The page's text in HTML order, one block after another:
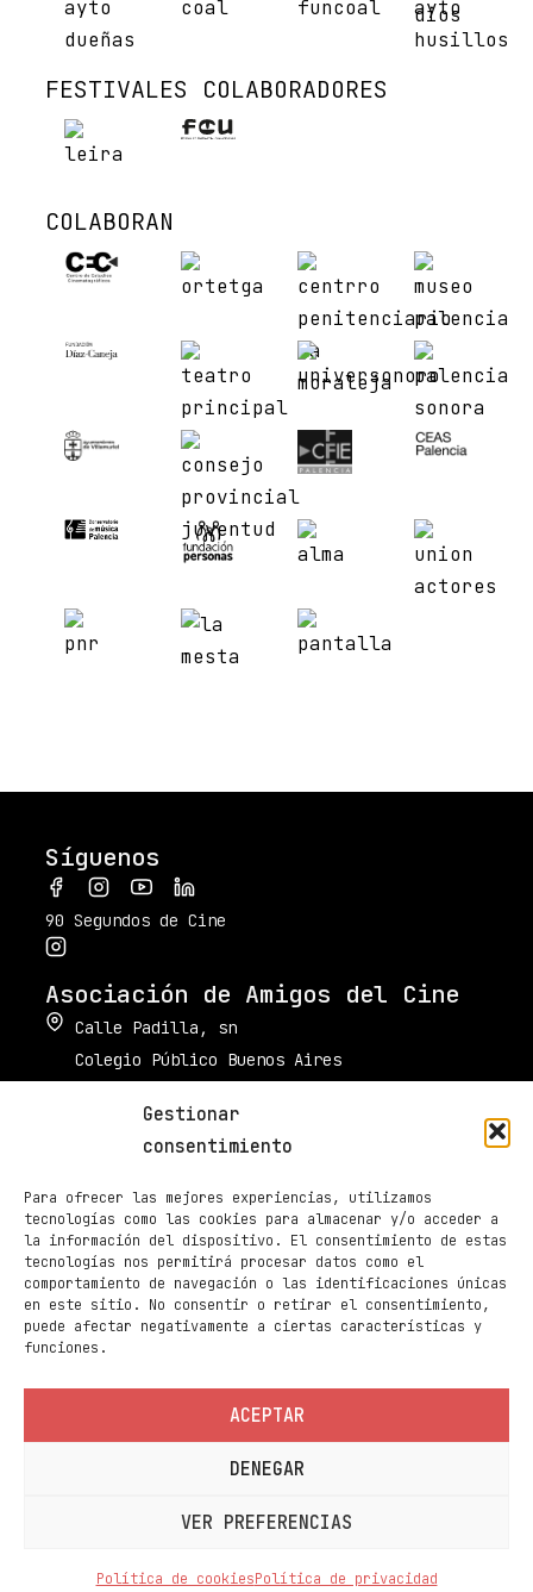
Gestionar
consentimiento
Para ofrecer las mejores experiencias, utilizamos
tecnologías como las cookies para almacenar y/o acceder a
la información del dispositivo. El consentimiento de estas
tecnologías nos permitirá procesar datos como el
comportamiento de navegación o las identificaciones únicas
en este sitio. No consentir o retirar el consentimiento,
puede afectar negativamente a ciertas características y
funciones.
ACEPTAR
DENEGAR
VER PREFERENCIAS
Política de cookiesPolítica de privacidad
FESTIVALES COLABORADORES
COLABORAN
Síguenos
90 Segundos de Cine
Asociación de Amigos del Cine
Calle Padilla, sn
Colegio Público Buenos Aires
muestradecinepalencia@gmail.com
Taquilla de Cines Ortega
979 70 70 88
Páginas
Programación
Política de privacidad